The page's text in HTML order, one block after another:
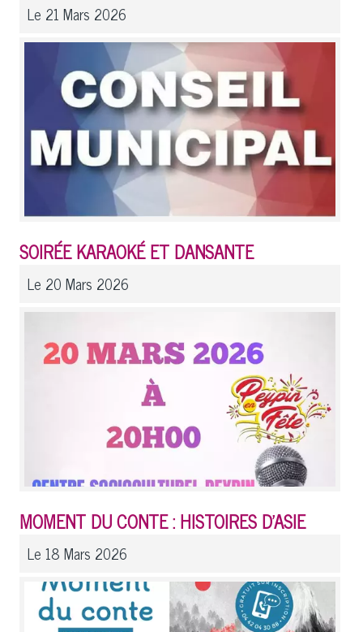
Le 21 Mars 2026
SOIRÉE KARAOKÉ ET DANSANTE
Le 20 Mars 2026
MOMENT DU CONTE : HISTOIRES D'ASIE
Le 18 Mars 2026